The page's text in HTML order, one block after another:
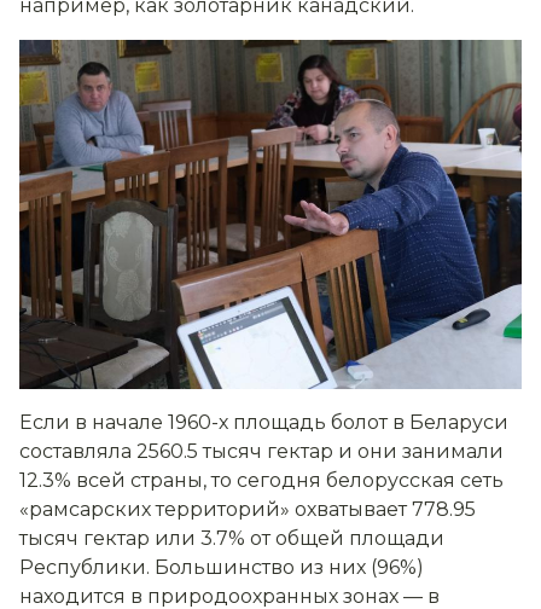
например, как золотарник канадский.
Если в начале 1960-х площадь болот в Беларуси
составляла 2560.5 тысяч гектар и они занимали
12.3% всей страны, то сегодня белорусская сеть
«рамсарских территорий» охватывает 778.95
тысяч гектар или 3.7% от общей площади
Республики. Большинство из них (96%)
находится в природоохранных зонах — в